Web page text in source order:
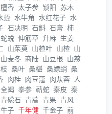
檀香 太子参 锁阳 苏木
蛭 水牛角 水红花子 水
石决明 石斛 石膏 柿
蛇蜕 伸筋草 升麻 生姜
山茱萸 山楂叶 山楂 山
山麦冬 商陆 山豆根 山慈
桑叶 桑椹 桑螵蛸 桑
肉桂 肉豆蔻 肉苁蓉 人
全蝎 拳参 蕲蛇 秦皮 秦
青礞石 青蒿 青果 青风
子 千年健 千金子 前